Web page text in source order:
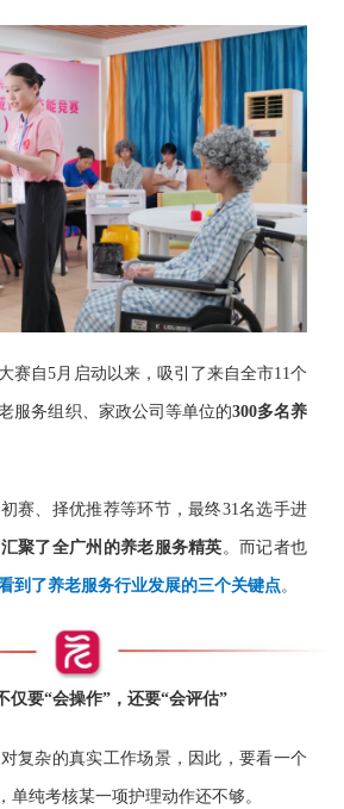
赛自5月启动以来，吸引了来自全市11个
服务组织、家政公司等单位的300多名养
赛、择优推荐等环节，最终31名选手进
聚了全广州的养老服务精英 。而记者也
到了养老服务行业发展的三个关键点。
仅要“会操作”，还要“会评估”
复杂的真实工作场景，因此，要看一个
单纯考核某一项护理动作还不够。